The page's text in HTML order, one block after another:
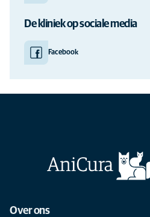
De kliniek op sociale media
Facebook
Over ons